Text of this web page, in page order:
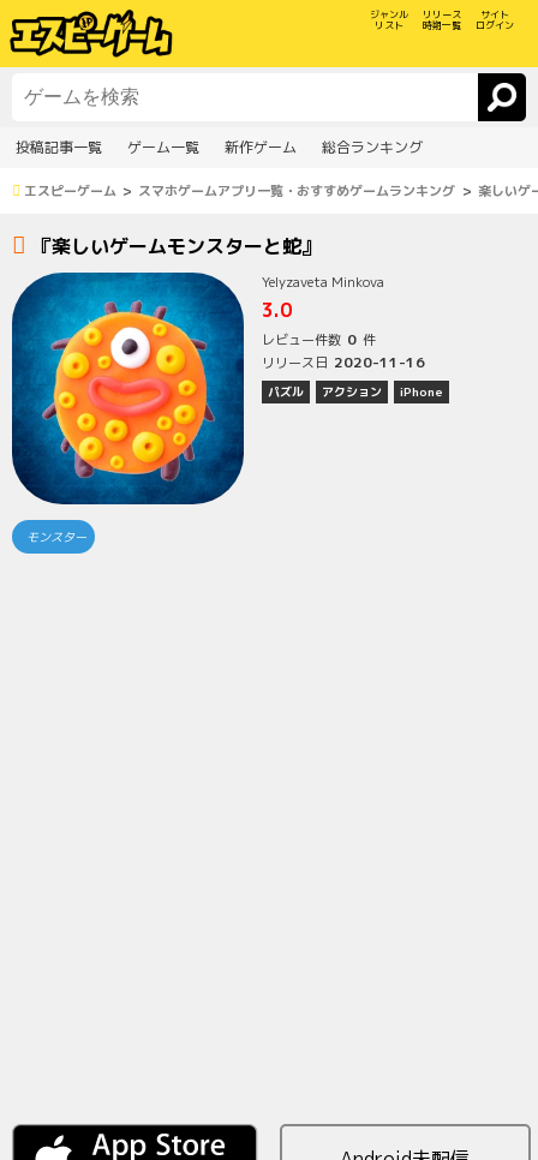
ジャンル
リスト
リリース
時期一覧
サイト
ログイン
投稿記事一覧 ゲーム一覧 新作ゲーム 総合ランキング
エスピーゲーム スマホゲームアプリ一覧・おすすめゲームランキング 楽しいゲ
『楽しいゲームモンスターと蛇』
Yelyzaveta Minkova
3.0
レビュー件数 0 件
リリース日 2020-11-16
パズル アクション iPhone
モンスター